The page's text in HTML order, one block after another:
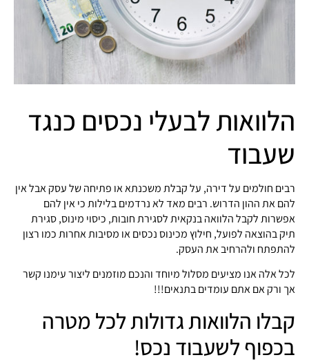
הלוואות לבעלי נכסים כנגד
שעבוד
רבים חולמים על דירה, על קבלת משכנתא או פתיחה של עסק אבל אין
להם את ההון הדרוש. רבים מאד לא נרדמים בלילות כי אין להם
אפשרות לקבל הלוואה בנקאית לסגירת חובות, כיסוי מינוס, סגירת
תיק בהוצאה לפועל, חילוץ מכינוס נכסים או מסיבות אחרות כמו רצון
להתפתח ולהרחיב את העסק.
לכל אלה אנו מציעים מסלול מיוחד והנכם מוזמנים ליצור עימנו קשר
אך ורק אם אתם עומדים בתנאים!!!
קבלו הלוואות גדולות לכל מטרה
בכפוף לשעבוד נכס!